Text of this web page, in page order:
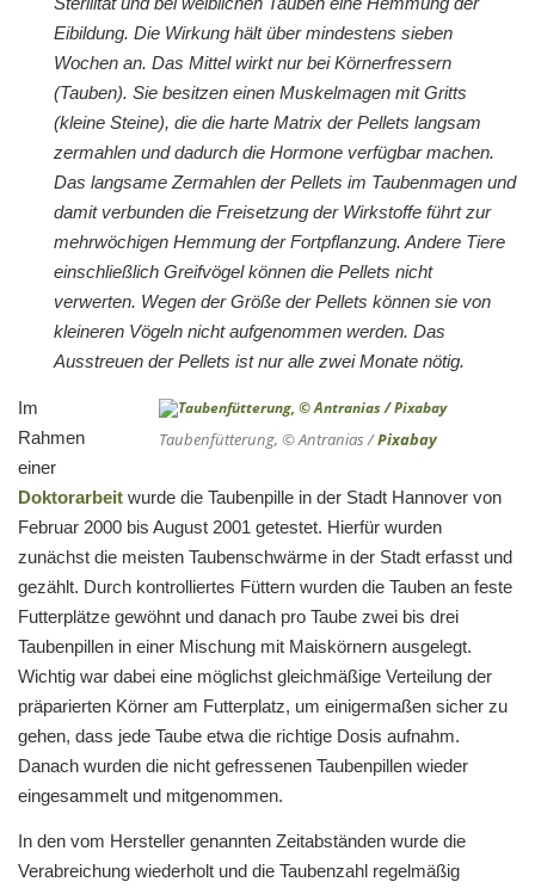
Eibildung. Die Wirkung hält über mindestens sieben
Wochen an. Das Mittel wirkt nur bei Körnerfressern
(Tauben). Sie besitzen einen Muskelmagen mit Gritts
(kleine Steine), die die harte Matrix der Pellets langsam
zermahlen und dadurch die Hormone verfügbar machen.
Das langsame Zermahlen der Pellets im Taubenmagen und
damit verbunden die Freisetzung der Wirkstoffe führt zur
mehrwöchigen Hemmung der Fortpflanzung. Andere Tiere
einschließlich Greifvögel können die Pellets nicht
verwerten. Wegen der Größe der Pellets können sie von
kleineren Vögeln nicht aufgenommen werden. Das
Ausstreuen der Pellets ist nur alle zwei Monate nötig.
Taubenfütterung, © Antranias /Pixabay
Im
Rahmen
einer
Doktorarbeit wurde die Taubenpille in der Stadt Hannover von
Februar 2000 bis August 2001 getestet. Hierfür wurden
zunächst die meisten Taubenschwärme in der Stadt erfasst und
gezählt. Durch kontrolliertes Füttern wurden die Tauben an feste
Futterplätze gewöhnt und danach pro Taube zwei bis drei
Taubenpillen in einer Mischung mit Maiskörnern ausgelegt.
Wichtig war dabei eine möglichst gleichmäßige Verteilung der
präparierten Körner am Futterplatz, um einigermaßen sicher zu
gehen, dass jede Taube etwa die richtige Dosis aufnahm.
Danach wurden die nicht gefressenen Taubenpillen wieder
eingesammelt und mitgenommen.
In den vom Hersteller genannten Zeitabständen wurde die
Verabreichung wiederholt und die Taubenzahl regelmäßig